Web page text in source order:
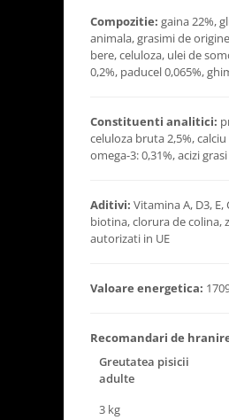
Compozitie: gaina 22%,
animala, grasimi de
bere, celuloza, ulei de
0,2%, paducel 0,065%,
Constituenti analitici:
celuloza bruta 2,5%,
omega-3: 0,31%, acizi
Aditivi: Vitamina A, D3,
biotina, clorura de colina,
autorizati in UE
Valoare energetica:
Recomandari de
Greutatea pisicii
adulte
3 kg